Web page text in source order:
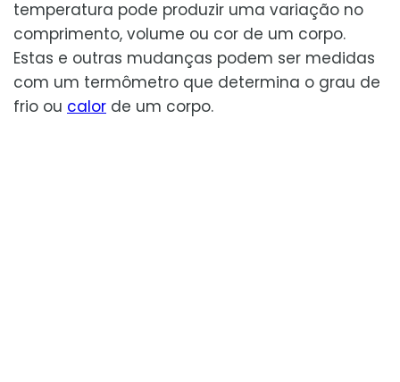
temperatura pode produzir uma variação no
comprimento, volume ou cor de um corpo.
Estas e outras mudanças podem ser medidas
com um termômetro que determina o grau de
frio ou calor de um corpo.